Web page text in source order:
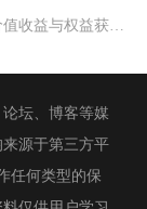
币圈空投的核心作用分为面向普通用户的价值收益与权益获取，以及面向区块链项目方的生态搭建、营
坛、博客等媒
源于第三方平
任何类型的保